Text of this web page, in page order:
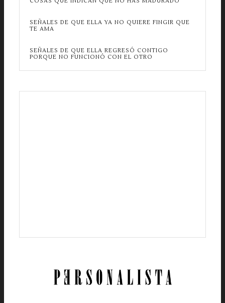
SEÑALES DE QUE ELLA YA NO QUIERE FINGIR QUE
TE AMA
SEÑALES DE QUE ELLA REGRESÓ CONTIGO
PORQUE NO FUNCIONÓ CON EL OTRO